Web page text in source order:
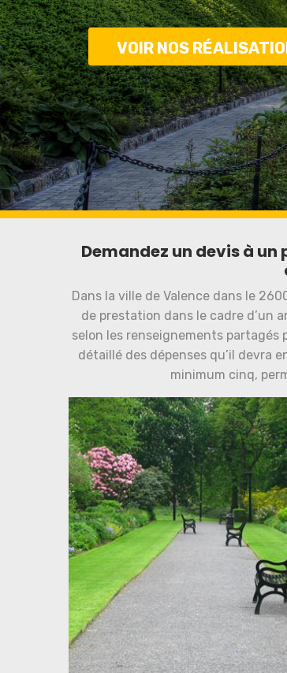
VOIR NOS
Demandez un devis à
Dans la ville de Valence dans le
de prestation dans le cadre d’un
selon les renseignements partagés
détaillé des dépenses qu’il devra
minimum cinq,